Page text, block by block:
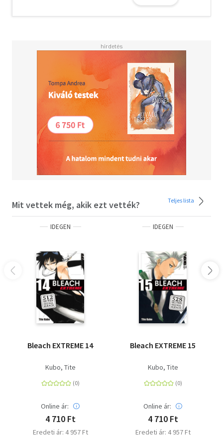
Mit vettek még, akik ezt vették? Teljes lista
IDEGEN
Bleach EXTREME 14
Kubo, Tite
Online ár:
4 710 Ft
Eredeti ár: 4 957 Ft
IDEGEN
Bleach EXTREME 15
Kubo, Tite
Online ár:
4 710 Ft
Eredeti ár: 4 957 Ft